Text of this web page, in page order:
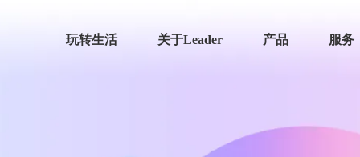
玩转生活 关于Leader 产品 服务